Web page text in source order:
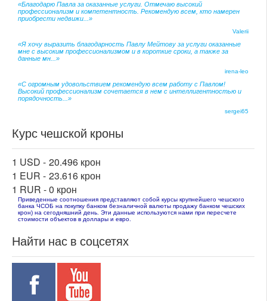
«Благодарю Павла за оказанные услуги. Отмечаю высокий
профессионализм и компетентность. Рекомендую всем, кто намерен
приобрести недвижи...»
Valerii
«Я хочу выразить благодарность Павлу Мейтову за услуги оказанные
мне с высоким профессионализмом и в короткие сроки, а также за
данные мн...»
irena-leo
«С огромным удовольствием рекомендую всем работу с Павлом!
Высокий профессионализм сочетается в нем с интеллигентностью и
порядочность...»
sergei65
Курс чешской кроны
1 USD - 20.496 крон
1 EUR - 23.616 крон
1 RUR -0 крон
Приведенные соотношения представляют собой курсы крупнейшего чешского
банка ЧСОБ на покупку банком безналичной валюты продажу банком чешских
крон) на сегодняшний день. Эти данные используются нами при пересчете
стоимости объектов в доллары и евро.
Найти нас в соцсетях